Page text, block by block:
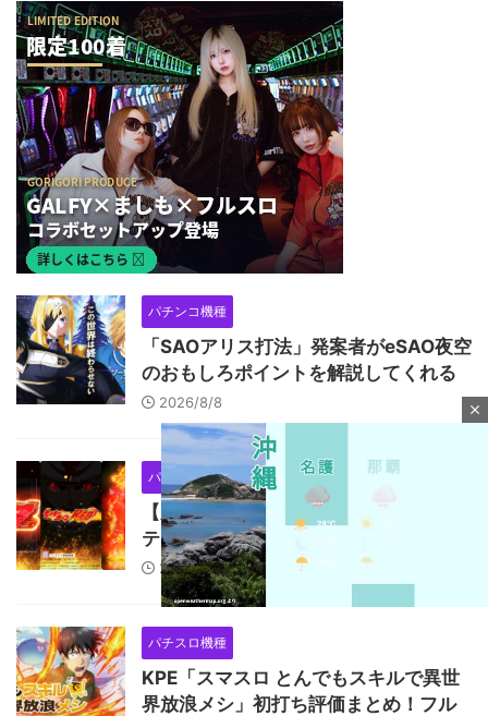
パチンコ機種
「SAOアリス打法」発案者がeSAO夜空
のおもしろポイントを解説してくれる
2026/8/8
パチスロ機種
【新台】山佐「LモンキーターンRED」
ティザー動画公開！王道から挑戦へ
2026/8/8
パチスロ機種
KPE「スマスロ とんでもスキルで異世
界放浪メシ」初打ち評価まとめ！フル
close
M
u